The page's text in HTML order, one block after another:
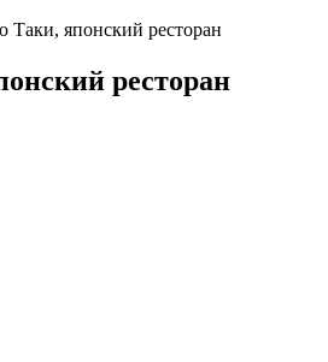
Таки, японский ресторан
ресторан